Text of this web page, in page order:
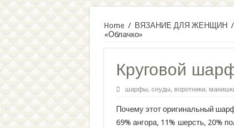
Home / ВЯЗАНИЕ ДЛЯ ЖЕНЩИН /
«Облачко»
Круговой
шарфы, снуды, воротники,
Почему этот оригинальный
69% ангора, 11% шерсть, 20%